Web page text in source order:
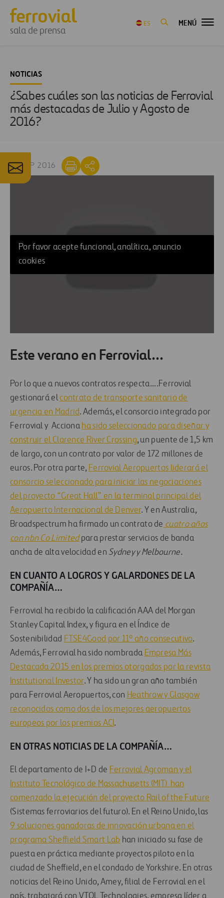
sala de prensa
ES MENÚ
NOTICIAS
¿Sabes cuáles son las noticias de Ferrovial
más destacadas de Julio y Agosto de
2016?
16 SEP 2016
Por favor acepte funcional, analítica, anuncio
cookies
Este verano en Ferrovial…
Por lo que a nuevos contratos respecta….Ferrovial
gestionará elcontrato de transporte sanitario de
urgencia en Madrid. Además, el consorcio integrado por
Ferrovial y Acciona ha sido seleccionado para diseñar y
construir el Clarence River Crossing, un puente de 1,5 km
de largo, con un contrato por valor de 172 millones de
euros. Por otra parte, Ferrovial Aeropuertos liderará el
consorcio seleccionado para iniciar las negociaciones
del proyecto “Great Hall” en la terminal principal del
Aeropuerto Internacional de Denver. Y en Australia,
Broadspectrum ha firmado un contrato de cuatro años
con nbn Co Limitedpara prestar servicios de banda
ancha de alta velocidad en Sydney y Melbourne.
EN CUANTO A LOGROS Y GALARDONES DE LA
COMPAÑÍA…
Ferrovial ha recibido la calificación AAA del Morgan
Stanley Capital Index, y figura en el Índice de
Sostenibilidad FTSE4Good por 11º año consecutivo.
Además, Ferrovial ha sido nombrada Empresa Más
Destacada 2015 en los premios otorgados por la revista
Institutional Investor. Y ha sido un gran año también
para Ferrovial Aeropuertos, con Heathrow y Glasgow
reconocidos como dos de los mejores aeropuertos
europeos por los premios ACI.
EN OTRAS NOTICIAS DE LA COMPAÑÍA…
El departamento de I+D de Ferrovial Agroman y el
Instituto Tecnológico de Massachusetts (MIT) han
comenzado la ejecución del proyecto Rail of the Future
(Sistemas ferroviarios del futuro). En el Reino Unido, las
9 soluciones ganadoras de innovación urbana en el
programa Sheffield Smart Lab han iniciado su fase de
puesta en práctica mediante proyectos piloto en la
ciudad de Sheffield, en el condado de Yorkshire. En otras
noticias del Reino Unido, Amey, filial de Ferrovial en el